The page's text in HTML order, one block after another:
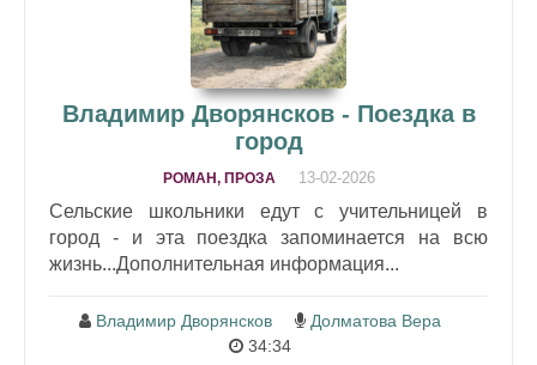
Владимир Дворянсков - Поездка в
город
РОМАН, ПРОЗА 13-02-2026
Сельские школьники едут с учительницей в
город - и эта поездка запоминается на всю
жизнь...Дополнительная информация...
Владимир Дворянсков
Долматова Вера
34:34